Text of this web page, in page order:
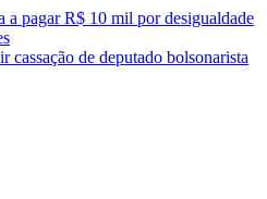
a pagar R$ 10 mil por desigualdade
cassação de deputado bolsonarista